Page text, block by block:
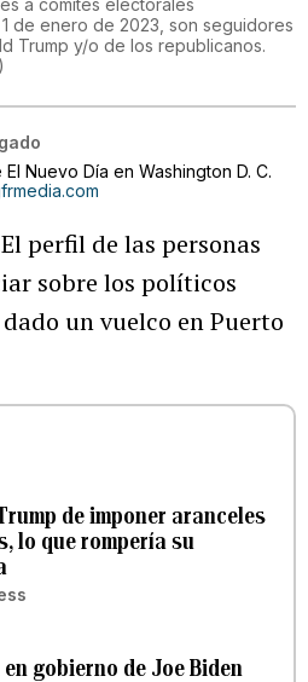
de enero de 2023, son seguidores
Trump y/o de los republicanos.
)
Nuevo Día en Washington D. C.
perfil de las personas
sobre los políticos
un vuelco en Puerto
de imponer aranceles
lo que rompería su
gobierno de Joe Biden